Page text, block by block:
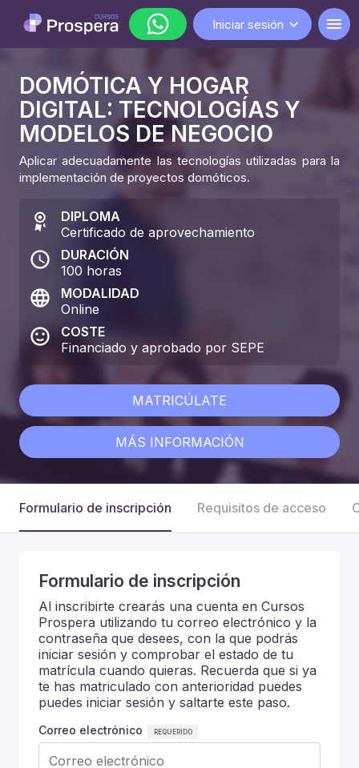
WhatsApp
lunes a viernes de 9:00 a 18:00
Iniciar sesión
DOMÓTICA Y HOGAR
DIGITAL: TECNOLOGÍAS Y
MODELOS DE NEGOCIO
Aplicar adecuadamente las tecnologías utilizadas para la
implementación de proyectos domóticos.
DIPLOMA
Certificado de aprovechamiento
DURACIÓN
100 horas
MODALIDAD
Online
COSTE
Financiado y aprobado por SEPE
MATRICÚLATE
MÁS INFORMACIÓN
Formulario de inscripción Requisitos de acceso
Formulario de inscripción
Al inscribirte crearás una cuenta en Cursos
Prospera utilizando tu correo electrónico y la
contraseña que desees, con la que podrás
iniciar sesión y comprobar el estado de tu
matrícula cuando quieras. Recuerda que si ya
te has matriculado con anterioridad puedes
puedes iniciar sesión y saltarte este paso.
Correo electrónico